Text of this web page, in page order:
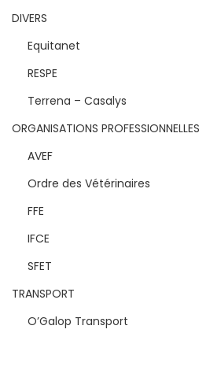
DIVERS
Equitanet
RESPE
Terrena – Casalys
ORGANISATIONS PROFESSIONNELLES
AVEF
Ordre des Vétérinaires
FFE
IFCE
SFET
TRANSPORT
O’Galop Transport